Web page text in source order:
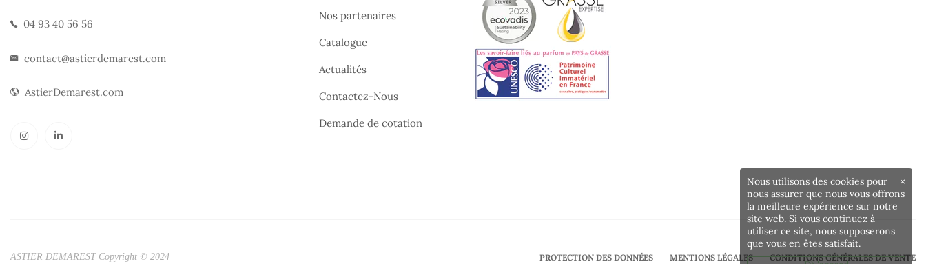
04 93 40 56 56
contact@astierdemarest.com
AstierDemarest.com
Nos partenaires
Catalogue
Actualités
Contactez-Nous
Demande de cotation
ASTIER DEMAREST Copyright © 2024 PROTECTION DES DONNÉES MENTIONS LÉGALES CONDITIONS GÉNÉRALES DE VENTE
×
Nous utilisons des cookies pour
nous assurer que nous vous offrons
la meilleure expérience sur notre
site web. Si vous continuez à
utiliser ce site, nous supposerons
que vous en êtes satisfait.